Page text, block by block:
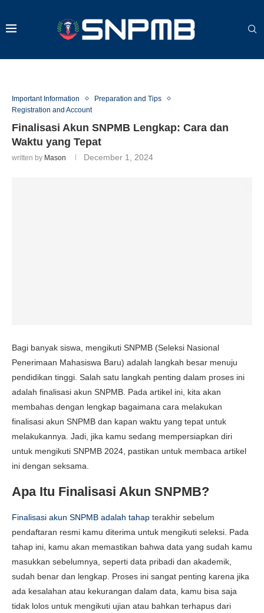
Important Information
Preparation and Tips
Registration and Account
Finalisasi Akun SNPMB Lengkap: Cara dan
Waktu yang Tepat
written by Mason December 1, 2024
Bagi banyak siswa, mengikuti SNPMB (Seleksi Nasional
Penerimaan Mahasiswa Baru) adalah langkah besar menuju
pendidikan tinggi. Salah satu langkah penting dalam proses ini
adalah finalisasi akun SNPMB. Pada artikel ini, kita akan
membahas dengan lengkap bagaimana cara melakukan
finalisasi akun SNPMB dan kapan waktu yang tepat untuk
melakukannya. Jadi, jika kamu sedang mempersiapkan diri
untuk mengikuti SNPMB 2024, pastikan untuk membaca artikel
ini dengan seksama.
Apa Itu Finalisasi Akun SNPMB?
Finalisasi akun SNPMB adalah tahap terakhir sebelum
pendaftaran resmi kamu diterima untuk mengikuti seleksi. Pada
tahap ini, kamu akan memastikan bahwa data yang sudah kamu
masukkan sebelumnya, seperti data pribadi dan akademik,
sudah benar dan lengkap. Proses ini sangat penting karena jika
ada kesalahan atau kekurangan dalam data, kamu bisa saja
tidak lolos untuk mengikuti ujian atau bahkan terhapus dari